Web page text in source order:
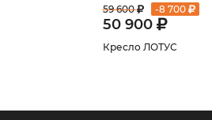
59 600 -8 700
50 900
Кресло ЛОТУС